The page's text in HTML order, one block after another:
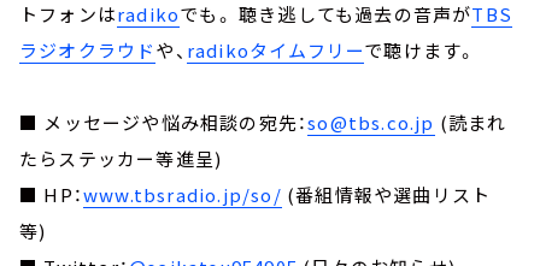
トフォンはradikoでも。 聴き逃しても過去の音声がTBS
ラジオクラウドや、 radikoタイムフリーで聴けます。
■ メッセージや悩み相談の宛先：so@tbs.co.jp (読まれ
たらステッカー等進呈)
■ HP：www.tbsradio.jp/so/ (番組情報や選曲リスト
等)